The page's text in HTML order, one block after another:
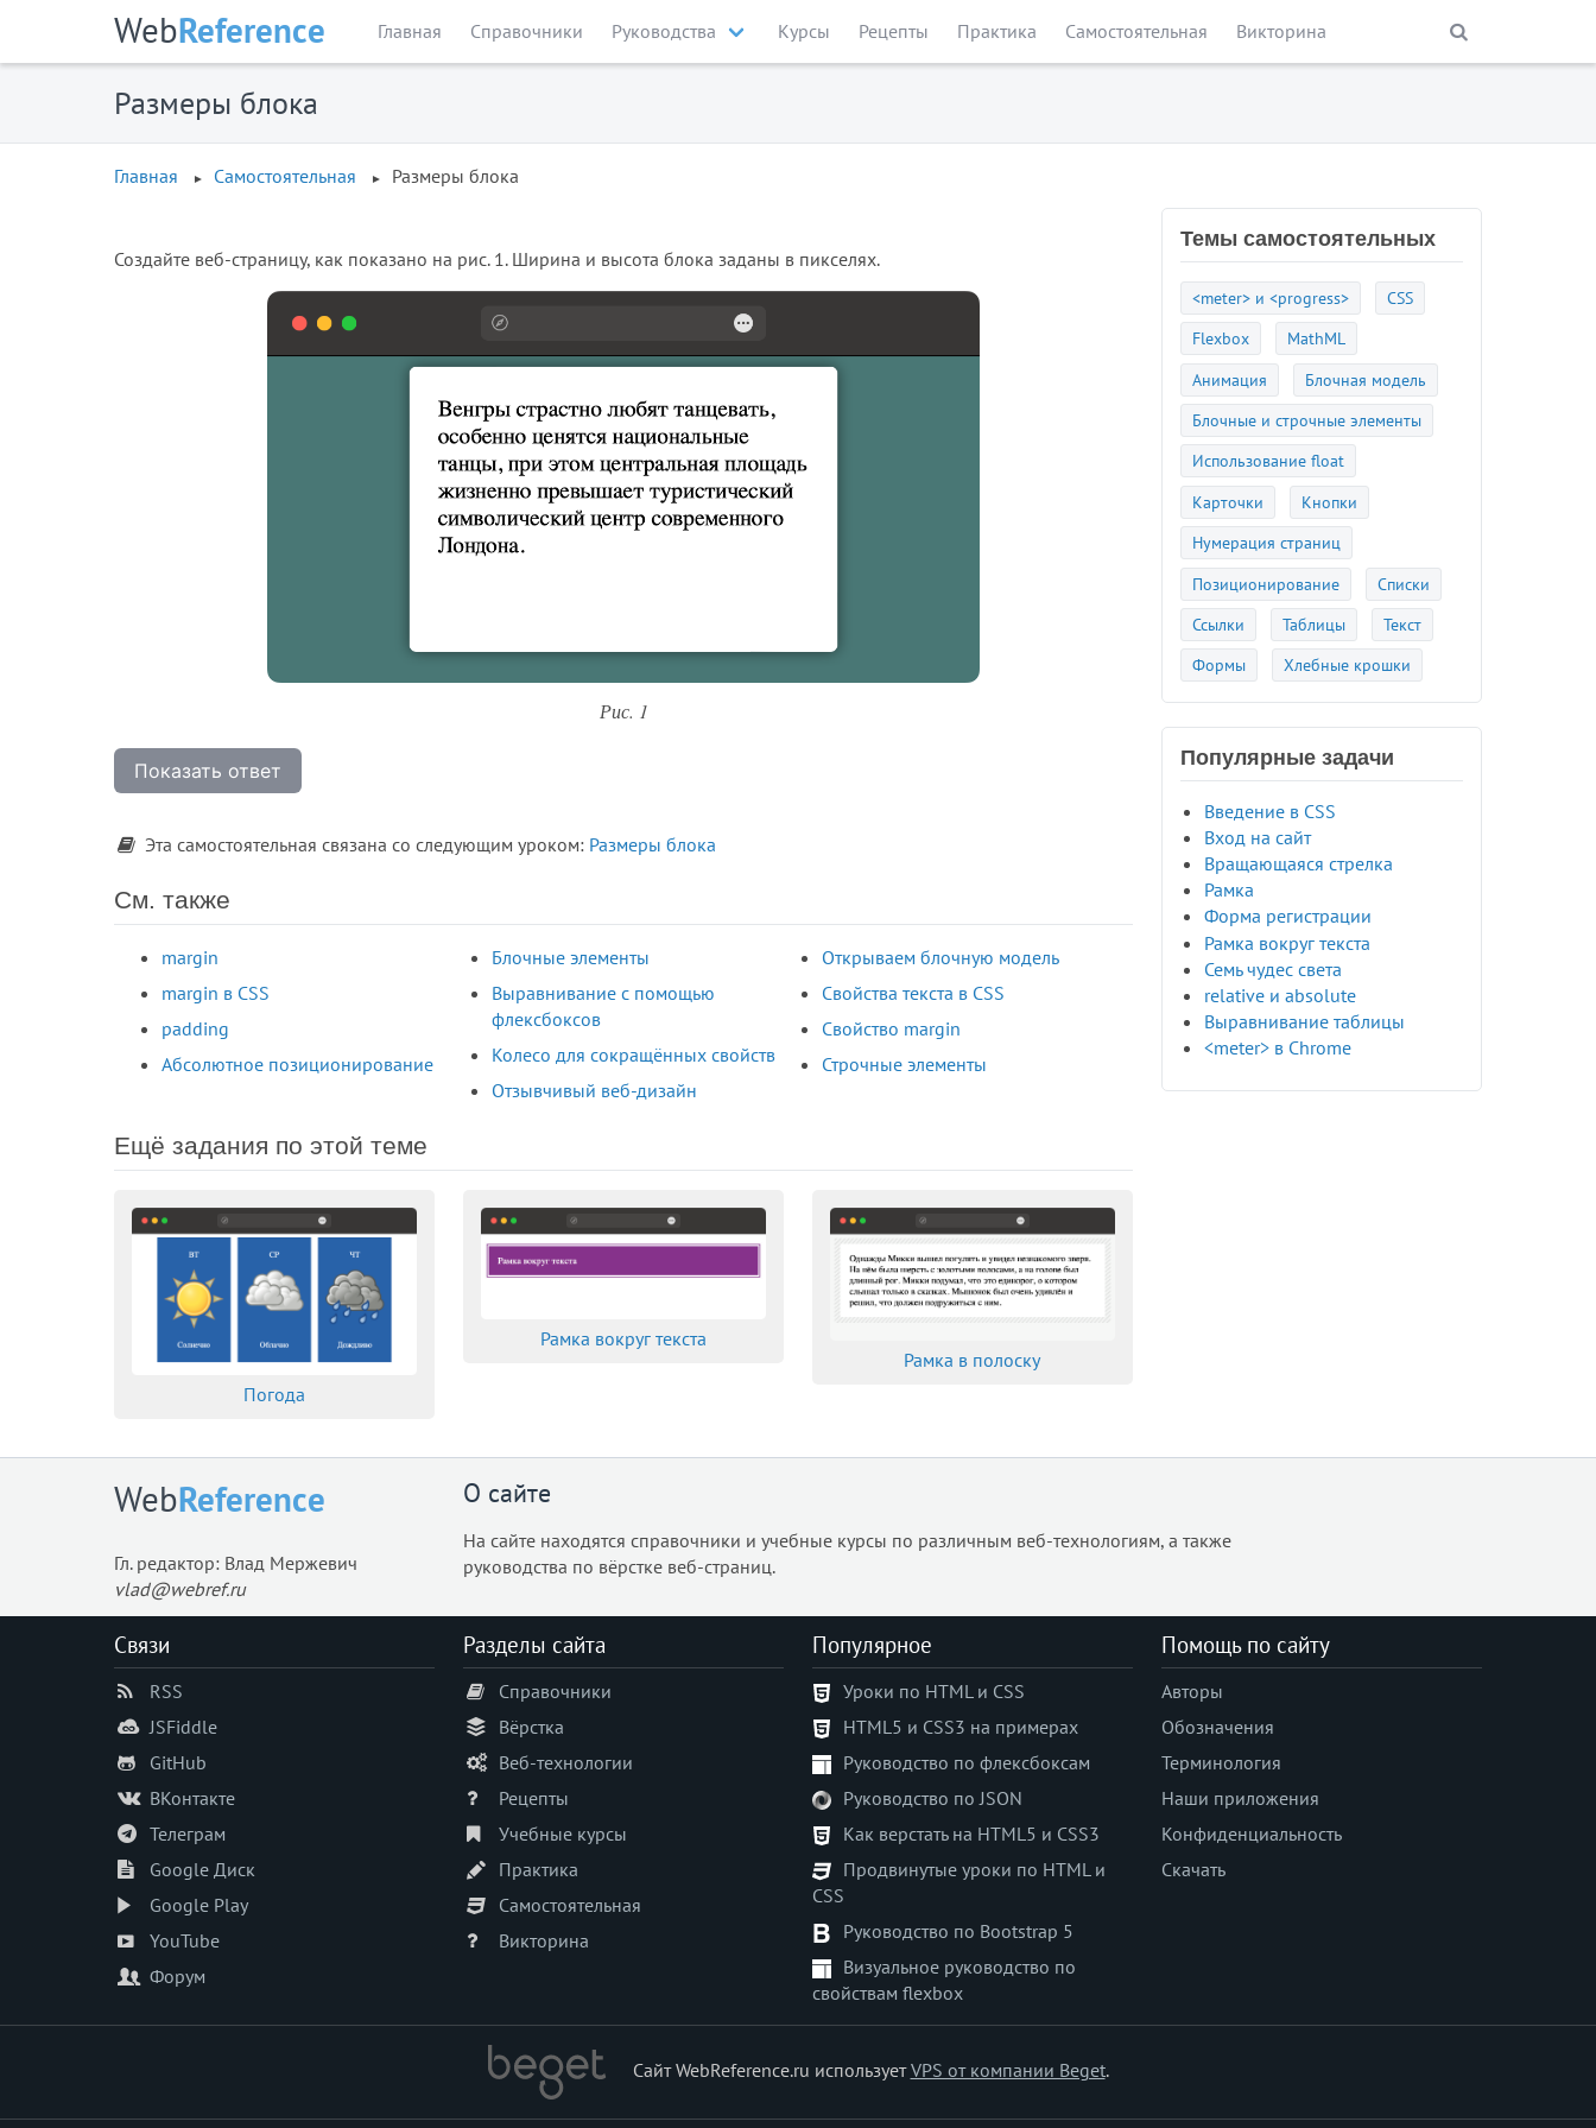
WebReference Главная Справочники Руководства Курсы Рецепты Практика Самостоятельная Викторина
Размеры блока
Главная Самостоятельная Размеры блока
Создайте веб-страницу, как показано на рис. 1. Ширина и высота блока заданы в пикселях.
Рис. 1
Показать ответ
Эта самостоятельная связана со следующим уроком: Размеры блока
См. также
margin
margin в CSS
padding
Абсолютное позиционирование
Блочные элементы
Выравнивание с помощью
флексбоксов
Колесо для сокращённых свойств
Отзывчивый веб-дизайн
Открываем блочную модель
Свойства текста в CSS
Свойство margin
Строчные элементы
Ещё задания по этой теме
Погода
Рамка вокруг текста
Рамка в полоску
Темы самостоятельных
<meter> и <progress>
CSS
Flexbox
MathML
Анимация
Блочная модель
Блочные и строчные элементы
Использование float
Карточки
Кнопки
Нумерация страниц
Позиционирование
Списки
Ссылки
Таблицы
Текст
Формы
Хлебные крошки
Популярные задачи
Введение в CSS
Вход на сайт
Вращающаяся стрелка
Рамка
Форма регистрации
Рамка вокруг текста
Семь чудес света
relative и absolute
Выравнивание таблицы
<meter> в Chrome
WebReference
Гл. редактор: Влад Мержевич
vlad@webref.ru
О сайте
На сайте находятся справочники и учебные курсы по различным веб-технологиям, а также
руководства по вёрстке веб-страниц.
Связи
RSS
JSFiddle
GitHub
ВКонтакте
Телеграм
Google Диск
Google Play
YouTube
Форум
Разделы сайта
Справочники
Вёрстка
Веб-технологии
Рецепты
Учебные курсы
Практика
Самостоятельная
Викторина
Популярное
Уроки по HTML и CSS
HTML5 и CSS3 на примерах
Руководство по флексбоксам
Руководство по JSON
Как верстать на HTML5 и CSS3
Продвинутые уроки по HTML и
CSS
Руководство по Bootstrap 5
Визуальное руководство по
свойствам flexbox
Помощь по сайту
Авторы
Обозначения
Терминология
Наши приложения
Конфиденциальность
Скачать
Сайт WebReference.ru используетVPS от компании Beget.